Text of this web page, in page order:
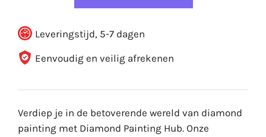
Leveringstijd, 5-7 dagen
Eenvoudig en veilig afrekenen
Verdiep je in de betoverende wereld van diamond
painting met Diamond Painting Hub. Onze